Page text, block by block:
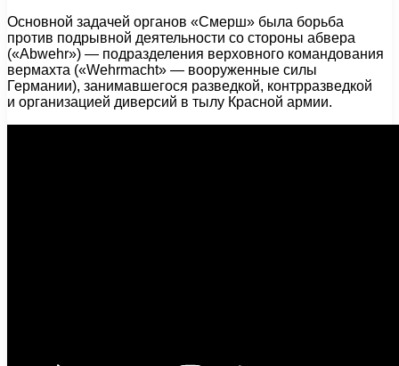
Основной задачей органов «Смерш» была борьба
против подрывной деятельности со стороны абвера
(«Abwehr») — подразделения верховного командования
вермахта («Wehrmacht» — вооруженные силы
Германии), занимавшегося разведкой, контрразведкой
и организацией диверсий в тылу Красной армии.